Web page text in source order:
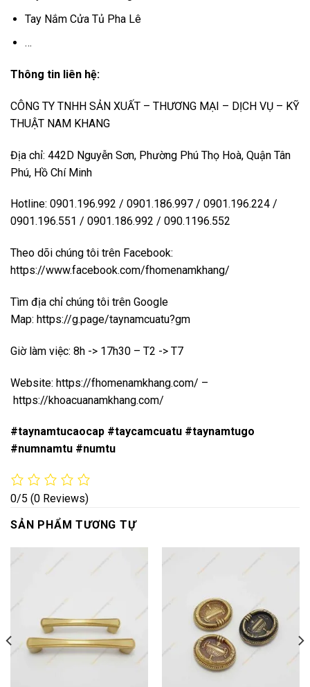
Tay Nắm Cửa Tủ Pha Lê
…
Thông tin liên hệ:
CÔNG TY TNHH SẢN XUẤT – THƯƠNG MẠI – DỊCH VỤ – KỸ
THUẬT NAM KHANG
Địa chỉ: 442D Nguyễn Sơn, Phường Phú Thọ Hoà, Quận Tân
Phú, Hồ Chí Minh
Hotline: 0901.196.992 / 0901.186.997 / 0901.196.224 /
0901.196.551 / 0901.186.992 / 090.1196.552
Theo dõi chúng tôi trên Facebook:
https://www.facebook.com/fhomenamkhang/
Tìm địa chỉ chúng tôi trên Google
Map: https://g.page/taynamcuatu?gm
Giờ làm việc: 8h -> 17h30 – T2 -> T7
Website: https://fhomenamkhang.com/ –
https://khoacuanamkhang.com/
#taynamtucaocap #taycamcuatu #taynamtugo
#numnamtu #numtu
0/5 (0 Reviews)
SẢN PHẨM TƯƠNG TỰ